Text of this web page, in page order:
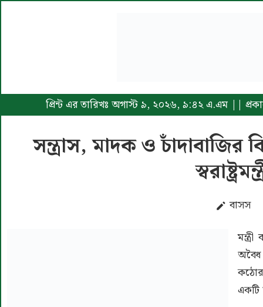
প্রিন্ট এর তারিখঃ অগাস্ট ৯, ২০২৬, ৯:৪২ এ.এম ||
সন্ত্রাস, মাদক ও চাঁদাবাজির
বাসস
একটি